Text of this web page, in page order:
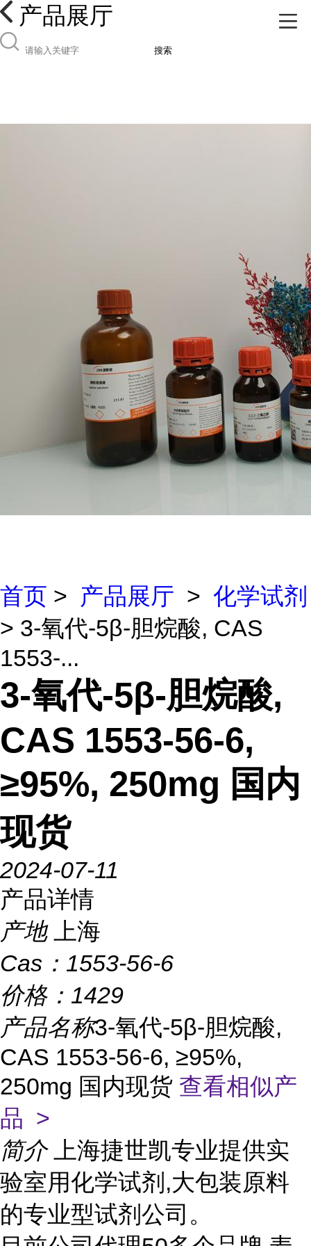
产品展厅
搜索
首页 > 产品展厅 > 化学试剂
> 3-氧代-5β-胆烷酸, CAS
1553-...
3-氧代-5β-胆烷酸,
CAS 1553-56-6,
≥95%, 250mg 国内
现货
2024-07-11
产品详情
产地
上海
Cas： 1553-56-6
价格： 1429
产品名称3-氧代-5β-胆烷酸,
CAS 1553-56-6, ≥95%,
250mg 国内现货 查看相似产
品 >
简介
上海捷世凯专业提供实
验室用化学试剂,大包装原料
的专业型试剂公司。